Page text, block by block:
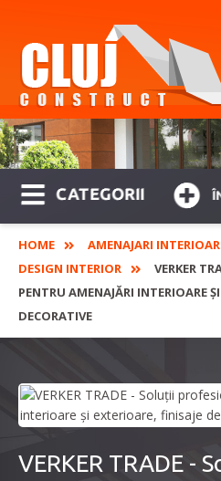
CATEGORII
HOME
AMENAJARI
DESIGN INTERIOR
VERKER
PENTRU AMENAJĂRI INTERIOARE
DECORATIVE
VERKER TRADE -